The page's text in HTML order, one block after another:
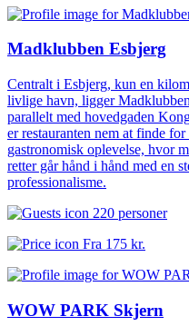
Madklubben Esbjerg
Centralt i Esbjerg, kun en
livlige havn, ligger
parallelt med hovedgaden
er restauranten nem at finde
gastronomisk oplevelse, hvor
retter går hånd i hånd med en
professionalisme.
220 personer
Fra 175 kr.
WOW PARK Skjern